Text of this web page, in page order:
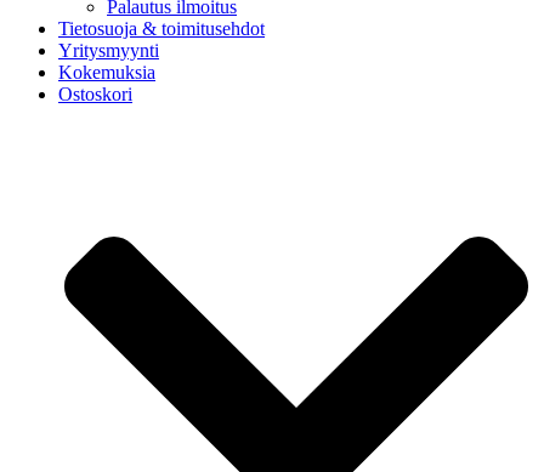
Palautus ilmoitus
Tietosuoja & toimitusehdot
Yritysmyynti
Kokemuksia
Ostoskori